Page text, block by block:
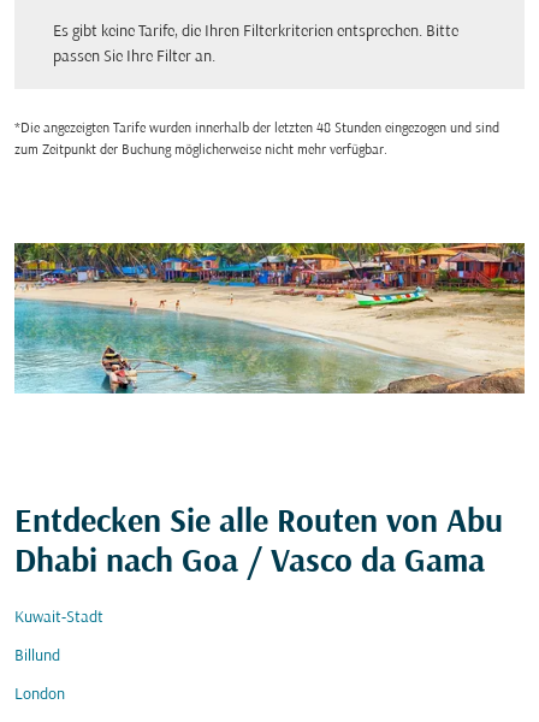
Es gibt keine Tarife, die Ihren Filterkriterien entsprechen. Bitte
passen Sie Ihre Filter an.
*Die angezeigten Tarife wurden innerhalb der letzten 48 Stunden eingezogen und sind
zum Zeitpunkt der Buchung möglicherweise nicht mehr verfügbar.
Entdecken Sie alle Routen von Abu
Dhabi nach Goa / Vasco da Gama
Kuwait-Stadt
Billund
London